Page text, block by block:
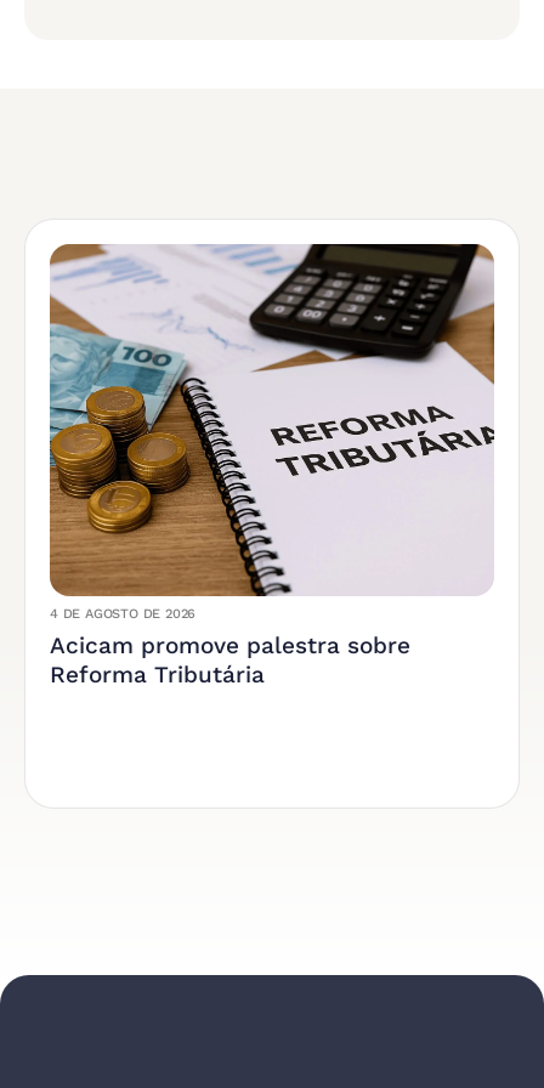
4 DE AGOSTO DE 2026
Acicam promove palestra sobre
Reforma Tributária